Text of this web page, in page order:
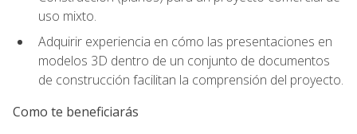
uso mixto.
Adquirir experiencia en cómo las presentaciones en
modelos 3D dentro de un conjunto de documentos
de construcción facilitan la comprensión del proyecto.
Como te beneficiarás